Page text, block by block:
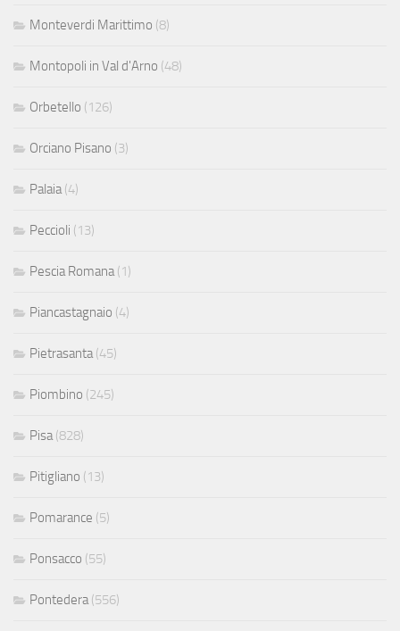
Monteverdi Marittimo (8)
Montopoli in Val d'Arno (48)
Orbetello (126)
Orciano Pisano (3)
Palaia (4)
Peccioli (13)
Pescia Romana (1)
Piancastagnaio (4)
Pietrasanta (45)
Piombino (245)
Pisa (828)
Pitigliano (13)
Pomarance (5)
Ponsacco (55)
Pontedera (556)